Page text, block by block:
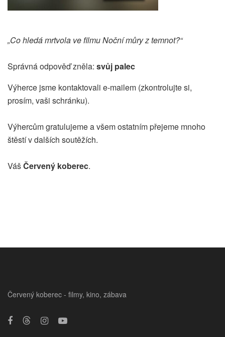
„Co hledá mrtvola ve filmu Noční můry z temnot?“
Správná odpověď zněla: svůj palec
Výherce jsme kontaktovali e-mailem (zkontrolujte si,
prosím, vaši schránku).
Výhercům gratulujeme a všem ostatním přejeme mnoho
štěstí v dalších soutěžích.
VášČervený koberec.
Červený koberec - filmy, kino, zábava